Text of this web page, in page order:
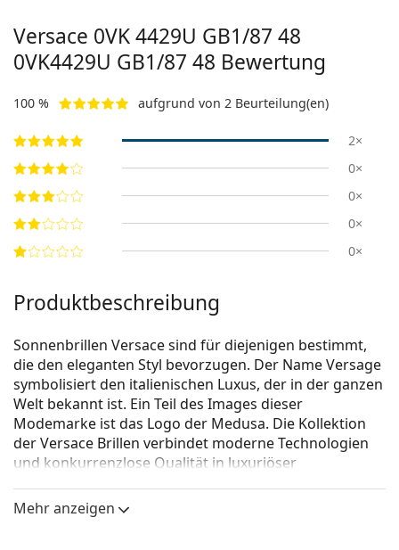
Versace 0VK 4429U GB1/87 48
0VK4429U GB1/87 48 Bewertung
100 % aufgrund von 2 Beurteilung(en)
2×
0×
0×
0×
0×
Produktbeschreibung
Sonnenbrillen Versace sind für diejenigen bestimmt,
die den eleganten Styl bevorzugen. Der Name Versage
symbolisiert den italienischen Luxus, der in der ganzen
Welt bekannt ist. Ein Teil des Images dieser
Modemarke ist das Logo der Medusa. Die Kollektion
der Versace Brillen verbindet moderne Technologien
und konkurrenzlose Qualität in luxuriöser
Versace 0VK 4429U GB1/87 48
Mehr anzeigen